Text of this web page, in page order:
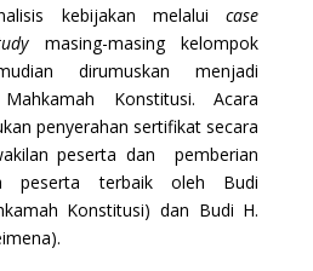
kebijakan melaluicase
masing-masing kelompok
dirumuskan menjadi
Konstitusi. Acara
penyerahan sertifikat secara
peserta dan pemberian
peserta terbaik oleh Budi
Konstitusi) dan Budi H.